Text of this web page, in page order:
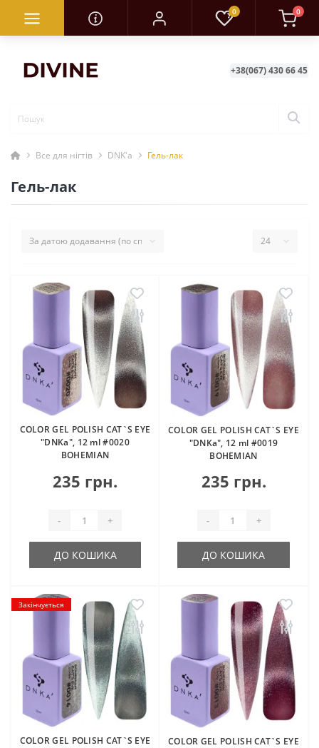
0 0
+38(067) 430 66 45
Все для нігтів DNK'a Гель-лак
Гель-лак
COLOR GEL POLISH CAT`S EYE
"DNKa", 12 ml #0020
BOHEMIAN
235 грн.
- +
ДО КОШИКА
COLOR GEL POLISH CAT`S EYE
"DNKa", 12 ml #0019
BOHEMIAN
235 грн.
- +
ДО КОШИКА
Закінчується
COLOR GEL POLISH CAT`S EYE
COLOR GEL POLISH CAT`S EYE